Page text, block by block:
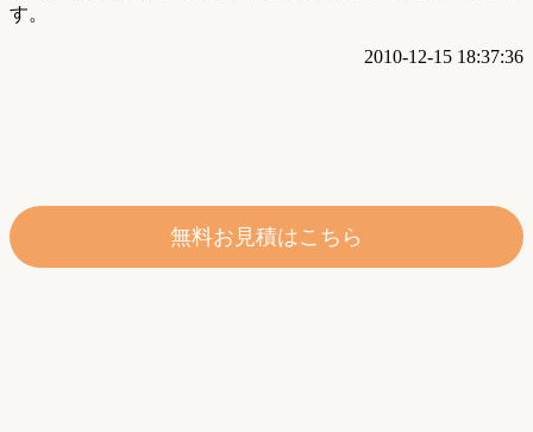
す。
2010-12-15 18:37:36
無料お見積はこちら